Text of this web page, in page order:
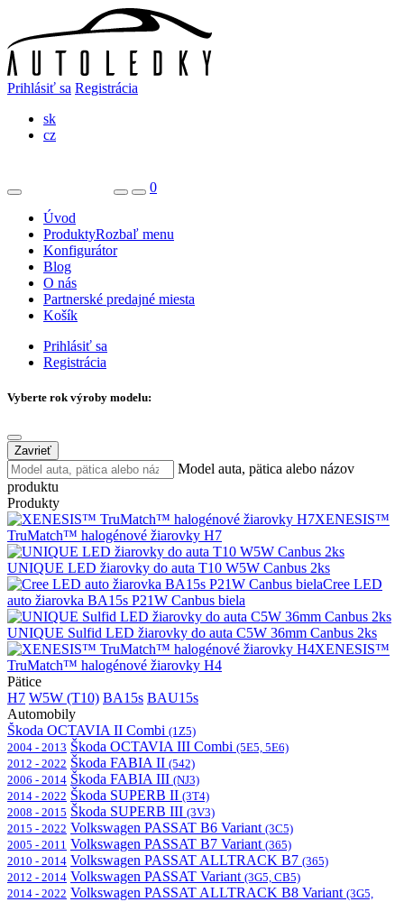
Prihlásiť sa Registrácia
sk
cz
0
Úvod
ProduktyRozbaľ menu
Konfigurátor
Blog
O nás
Partnerské predajné miesta
Košík
Prihlásiť sa
Registrácia
Vyberte rok výroby modelu:
Zavrieť
Model auta, pätica alebo názov
produktu
Produkty
XENESIS™
TruMatch™ halogénové žiarovky H7
UNIQUE LED žiarovky do auta T10 W5W Canbus 2ks
Cree LED
auto žiarovka BA15s P21W Canbus biela
UNIQUE Sulfid LED žiarovky do auta C5W 36mm Canbus 2ks
XENESIS™
TruMatch™ halogénové žiarovky H4
Pätice
H7 W5W (T10) BA15s BAU15s
Automobily
Škoda OCTAVIA II Combi (1Z5)
2004 - 2013 Škoda OCTAVIA III Combi (5E5, 5E6)
2012 - 2022 Škoda FABIA II (542)
2006 - 2014 Škoda FABIA III (NJ3)
2014 - 2022 Škoda SUPERB II (3T4)
2008 - 2015 Škoda SUPERB III (3V3)
2015 - 2022 Volkswagen PASSAT B6 Variant (3C5)
2005 - 2011 Volkswagen PASSAT B7 Variant (365)
2010 - 2014 Volkswagen PASSAT ALLTRACK B7 (365)
2012 - 2014 Volkswagen PASSAT Variant (3G5, CB5)
2014 - 2022 Volkswagen PASSAT ALLTRACK B8 Variant (3G5,